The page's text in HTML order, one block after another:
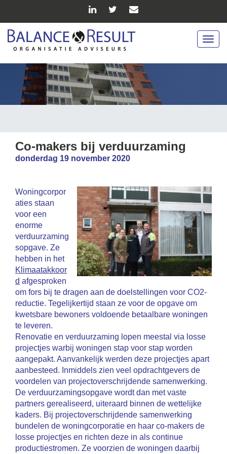
Co-makers bij verduurzaming
donderdag 19 november 2020
Woningcorpor
aties staan
voor een
enorme
verduurzaming
sopgave. Ze
hebben in het
Klimaatakkoor
d afgesproken
om fors bij te dragen aan de doelstellingen voor CO2-
reductie. Tegelijkertijd staan ze voor de opgave om
kwetsbare bewoners voldoende betaalbare woningen
te leveren.
Renovatie en verduurzaming lopen meestal via losse
projectjes warbij woningen stap voor stap worden
aangepakt. Aanvankelijk werden deze projectjes apart
aanbesteed. Inmiddels zien veel opdrachtgevers de
voordelen van projectoverschrijdende samenwerking.
De verduurzamingsopgave wordt dan met vaste
partners gerealiseerd, uiteraard binnen de wettelijke
kaders. Bij projectoverschrijdende samenwerking
bundelen de woningcorporatie en haar co-makers de
losse projectjes en richten deze in als continue
productiestromen. Ze voorzien de woningen daarbij